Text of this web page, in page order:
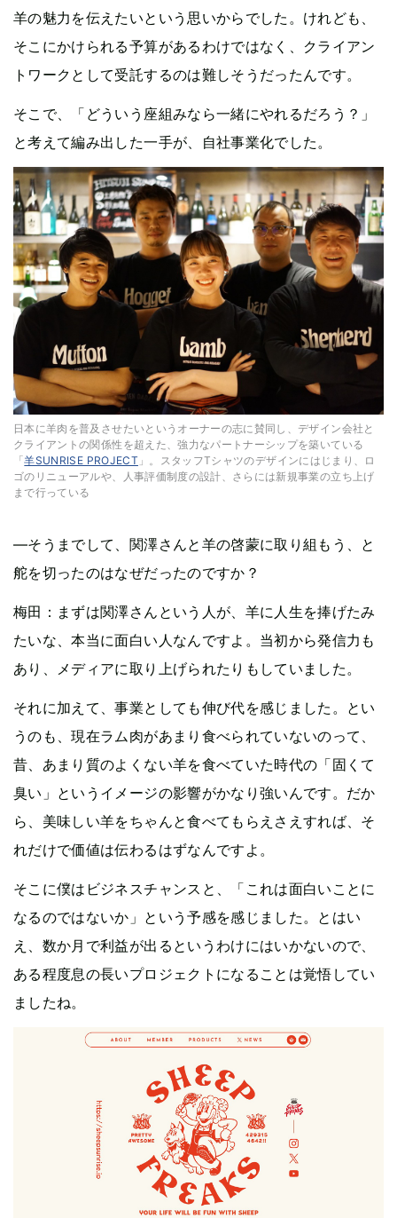
羊の魅力を伝えたいという思いからでした。けれども、
そこにかけられる予算があるわけではなく、クライアン
トワークとして受託するのは難しそうだったんです。
そこで、「どういう座組みなら一緒にやれるだろう？」
と考えて編み出した一手が、自社事業化でした。
日本に羊肉を普及させたいというオーナーの志に賛同し、デザイン会社と
クライアントの関係性を超えた、強力なパートナーシップを築いている
「羊SUNRISE PROJECT 」。スタッフTシャツのデザインにはじまり、ロ
ゴのリニューアルや、人事評価制度の設計、さらには新規事業の立ち上げ
まで行っている
—そうまでして、関澤さんと羊の啓蒙に取り組もう、と
舵を切ったのはなぜだったのですか？
梅田：まずは関澤さんという人が、羊に人生を捧げたみ
たいな、本当に面白い人なんですよ。当初から発信力も
あり、メディアに取り上げられたりもしていました。
それに加えて、事業としても伸び代を感じました。とい
うのも、現在ラム肉があまり食べられていないのって、
昔、あまり質のよくない羊を食べていた時代の「固くて
臭い」というイメージの影響がかなり強いんです。だか
ら、美味しい羊をちゃんと食べてもらえさえすれば、そ
れだけで価値は伝わるはずなんですよ。
そこに僕はビジネスチャンスと、「これは面白いことに
なるのではないか」という予感を感じました。とはい
え、数か月で利益が出るというわけにはいかないので、
ある程度息の長いプロジェクトになることは覚悟してい
ましたね。